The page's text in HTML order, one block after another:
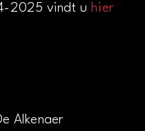
2025 vindt u hier
Alkenaer